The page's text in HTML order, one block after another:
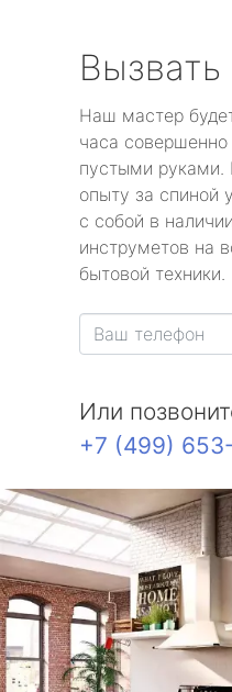
Наш мастер
часа
пустыми руками.
опыту за спиной
с собой в
инструметов на
бытовой техники.
Или
+7 (499)